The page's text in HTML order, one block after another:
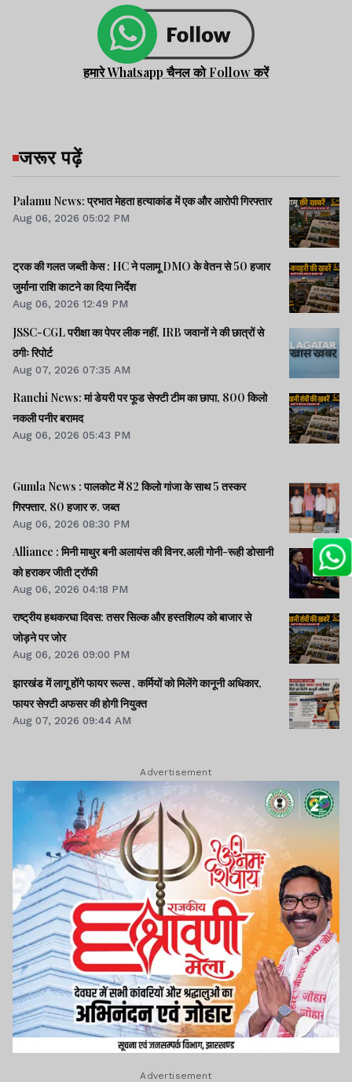
हमारे Whatsapp चैनल को Follow करें
जरूर पढ़ें
Palamu News: प्रभात मेहता हत्याकांड में एक और आरोपी गिरफ्तार
Aug 06, 2026 05:02 PM
ट्रक की गलत जब्ती केस : HC ने पलामू DMO के वेतन से 50 हजार
जुर्माना राशि काटने का दिया निर्देश
Aug 06, 2026 12:49 PM
JSSC-CGL परीक्षा का पेपर लीक नहीं, IRB जवानों ने की छात्रों से
ठगीः रिपोर्ट
Aug 07, 2026 07:35 AM
Ranchi News: मां डेयरी पर फूड सेफ्टी टीम का छापा, 800 किलो
नकली पनीर बरामद
Aug 06, 2026 05:43 PM
Gumla News : पालकोट में 82 किलो गांजा के साथ 5 तस्कर
गिरफ्तार, 80 हजार रु. जब्त
Aug 06, 2026 08:30 PM
Alliance : मिनी माथुर बनी अलायंस की विनर,अली गोनी-रूही डोसानी
को हराकर जीती ट्रॉफी
Aug 06, 2026 04:18 PM
राष्ट्रीय हथकरघा दिवस: तसर सिल्क और हस्तशिल्प को बाजार से
जोड़ने पर जोर
Aug 06, 2026 09:00 PM
झारखंड में लागू होंगे फायर रूल्स , कर्मियों को मिलेंगे कानूनी अधिकार,
फायर सेफ्टी अफसर की होगी नियुक्त
Aug 07, 2026 09:44 AM
Advertisement
Advertisement